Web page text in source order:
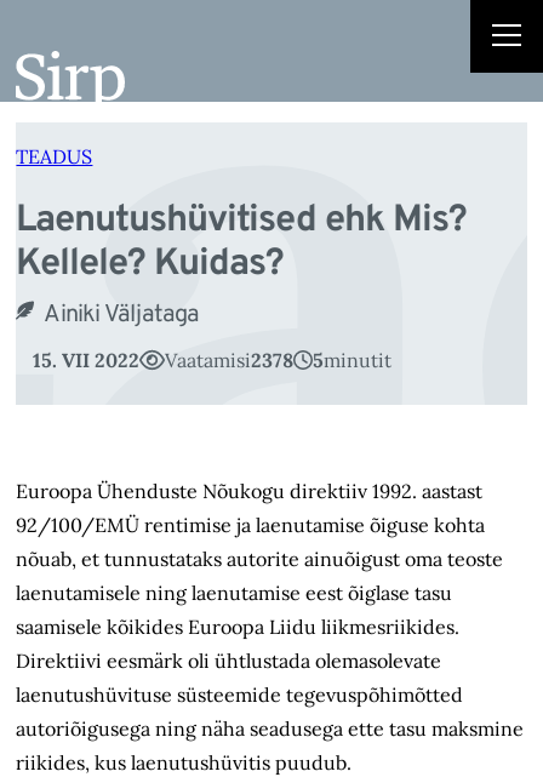
juurde
TEADUS
Laenutushüvitised ehk Mis?
Kellele? Kuidas?
Ainiki Väljataga
15. VII 2022 Vaatamisi2378 5minutit
Euroopa Ühenduste Nõukogu direktiiv 1992. aastast
92/100/EMÜ rentimise ja laenutamise õiguse kohta
nõuab, et tunnustataks autorite ainuõigust oma teoste
laenutamisele ning laenutamise eest õiglase tasu
saamisele kõikides Euroopa Liidu liikmesriikides.
Direktiivi eesmärk oli ühtlustada olemasolevate
laenutushüvituse süsteemide tegevuspõhimõtted
autoriõigusega ning näha seadusega ette tasu maksmine
riikides, kus laenutushüvitis puudub.